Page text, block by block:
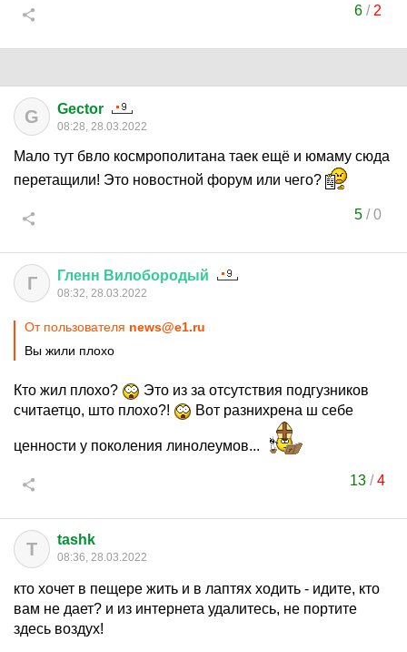
6/ 2
G Gector
08:28, 28.03.2022
Мало тут бвло космрополитана таек ещё и юмаму сюда
перетащили! Это новостной форум или чего?
5/0
Г Гленн Вилобородый
08:32, 28.03.2022
От пользователя news@e1.ru
Вы жили плохо
Кто жил плохо?
Это из за отсутствия подгузников
считаетцо, што плохо?!
Вот разнихрена ш себе
ценности у поколения линолеумов...
13 /4
T tashk
08:36, 28.03.2022
кто хочет в пещере жить и в лаптях ходить - идите, кто
вам не дает? и из интернета удалитесь, не портите
здесь воздух!